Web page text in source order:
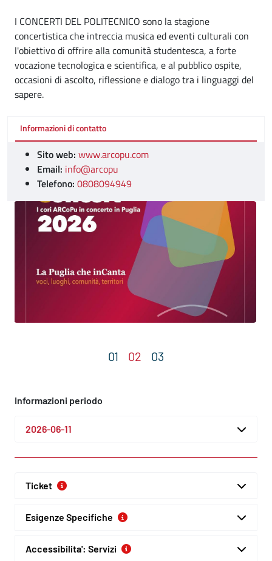
I CONCERTI DEL POLITECNICO sono la stagione
concertistica che intreccia musica ed eventi culturali con
l'obiettivo di offrire alla comunità studentesca, a forte
vocazione tecnologica e scientifica, e al pubblico ospite,
occasioni di ascolto, riflessione e dialogo tra i linguaggi del
sapere.
Informazioni di contatto
Sito web: www.arcopu.com
Email: info@arcopu
Telefono: 0808094949
Informazioni periodo
2026-06-11
Ticket
Esigenze Specifiche
Accessibilita': Servizi